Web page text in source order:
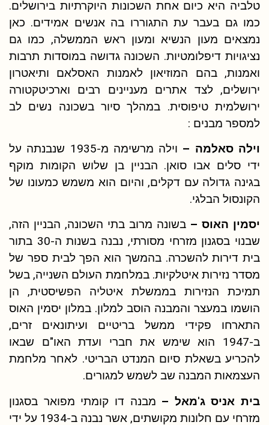
טלביה היא כיום אחת השכונות היוקרתיות בירושלים.
כמו גם בעבר עת התגוררו בה אנשים אמידים. כאן
נמצאים מעון הנשיא ומעון ראש הממשלה, כמו גם
נציגויות דיפלומטיות. השכונה גדושה במוסדות תרבות
ואמנות, בהם המוזיאון לאמנות האסלאם ותיאטרון
ירושלים, לצד אתרים מעניינים רבים וארכיטקטורה
ירושלמית טיפוסית. במהלך סיור בשכונה נשים לב
למספר מבנים :
וילה סאלמה –
וילה מרשימה מ-1935 שנבנתה על
ידי סלים אבו סואן. הבניין בן שלוש הקומות מוקף
בגינה גדולה עם דקלים, והיום הוא משמש כמעונו של
הקונסול הבלגי.
יסמין האוס – בשונה מרוב בתי השכונה, הבניין הזה,
שבנוי בסגנון מזרחי מסורתי, נבנה בשנות ה-30 בתור
בית דירות להשכרה. בהמשך הוא הפך לבית ספר של
מסדר נזירות איטלקיות. במלחמת העולם השנייה, בשל
תמיכת הנזירות בממשלת איטליה הפשיסטית, הן
הושמו במעצר והמבנה הוסב למלון. במלון יסמין האוס
התארחו פקידי ממשל בריטיים ועיתונאים זרים,
ב-1947 הוא שימש את חברי ועדת האו"ם שבאו
להכריע בשאלת סיום המנדט הבריטי. לאחר מלחמת
העצמאות המבנה שב לשמש למגורים.
בית אניס ג'מאל – מבנה דו קומתי מפואר בסגנון
מזרחי עם חלונות מקושתים, אשר נבנה ב-1934 על ידי